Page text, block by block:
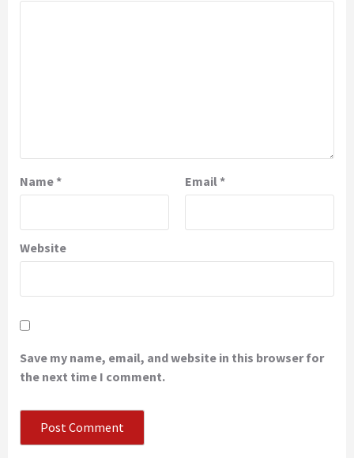
Name* Email *
Website
Save my name, email, and website in this browser for
the next time I comment.